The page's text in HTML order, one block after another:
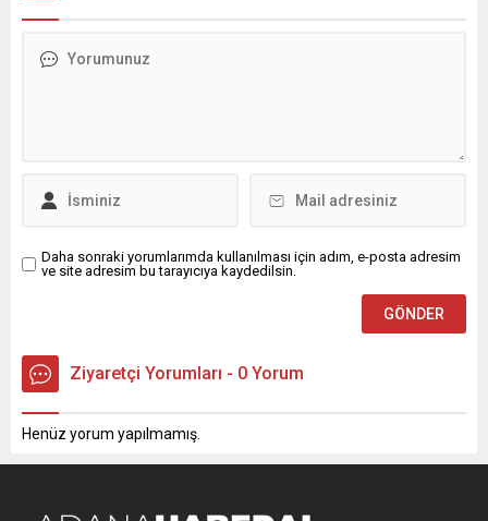
2025 yılı boyunca mazot,
Daha sonraki yorumlarımda kullanılması için adım, e-posta adresim
ve site adresim bu tarayıcıya kaydedilsin.
Ziyaretçi Yorumları - 0 Yorum
Henüz yorum yapılmamış.